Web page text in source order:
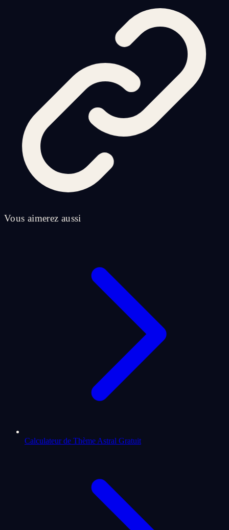
Vous aimerez aussi
Calculateur de Thème Astral Gratuit